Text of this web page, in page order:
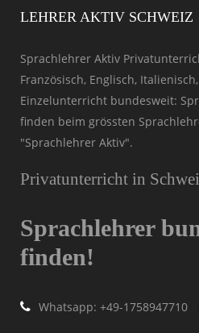
LEHRER AKTIV SCHWEIZ
Sprachlehrer Aktiv
Französisch, Englisch,
Einzelunterricht bundesweit:
finden beim grössten
"Sprachlehrer Aktiv".
Privatunterricht in
Sprachlehrer
finden!
Whatsapp: ‭+49-1758947710